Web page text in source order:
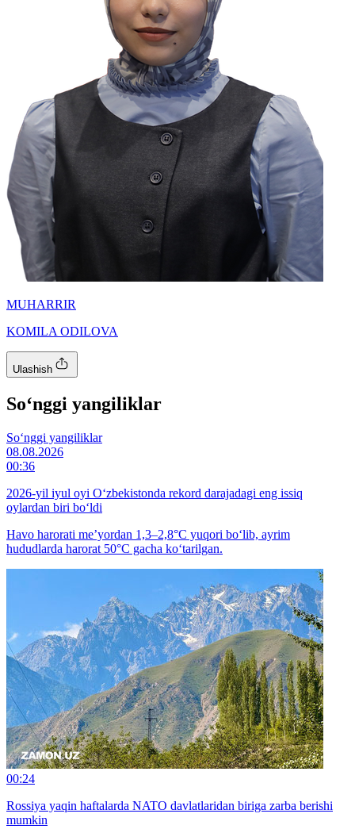
MUHARRIR
KOMILA ODILOVA
Ulashish
So‘nggi yangiliklar
So‘nggi yangiliklar
08.08.2026
00:36
2026-yil iyul oyi O‘zbekistonda rekord darajadagi eng issiq
oylardan biri bo‘ldi
Havo harorati me’yordan 1,3–2,8°C yuqori bo‘lib, ayrim
hududlarda harorat 50°C gacha ko‘tarilgan.
00:24
Rossiya yaqin haftalarda NATO davlatlaridan biriga zarba berishi
mumkin